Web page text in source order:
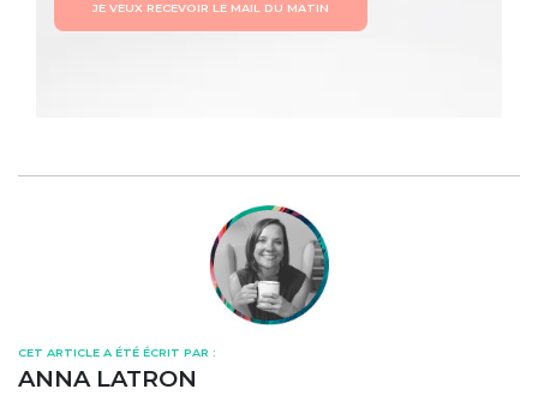
JE VEUX RECEVOIR LE MAIL DU MATIN
CET ARTICLE A ÉTÉ ÉCRIT PAR :
ANNA LATRON